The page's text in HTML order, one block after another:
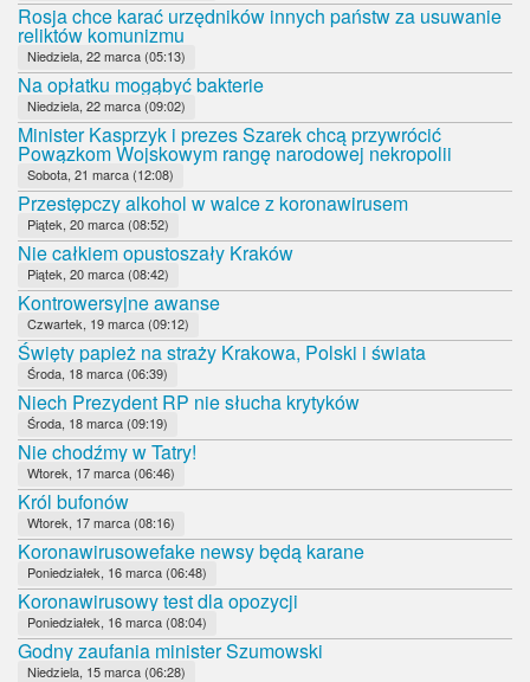
Rosja chce karać urzędników innych państw za usuwanie
reliktów komunizmu
Niedziela, 22 marca (05:13)
Na opłatku mogąbyć bakterie
Niedziela, 22 marca (09:02)
Minister Kasprzyk i prezes Szarek chcą przywrócić
Powązkom Wojskowym rangę narodowej nekropolii
Sobota, 21 marca (12:08)
Przestępczy alkohol w walce z koronawirusem
Piątek, 20 marca (08:52)
Nie całkiem opustoszały Kraków
Piątek, 20 marca (08:42)
Kontrowersyjne awanse
Czwartek, 19 marca (09:12)
Święty papież na straży Krakowa, Polski i świata
Środa, 18 marca (06:39)
Niech Prezydent RP nie słucha krytyków
Środa, 18 marca (09:19)
Nie chodźmy w Tatry!
Wtorek, 17 marca (06:46)
Król bufonów
Wtorek, 17 marca (08:16)
Koronawirusowefake newsy będą karane
Poniedziałek, 16 marca (06:48)
Koronawirusowy test dla opozycji
Poniedziałek, 16 marca (08:04)
Godny zaufania minister Szumowski
Niedziela, 15 marca (06:28)